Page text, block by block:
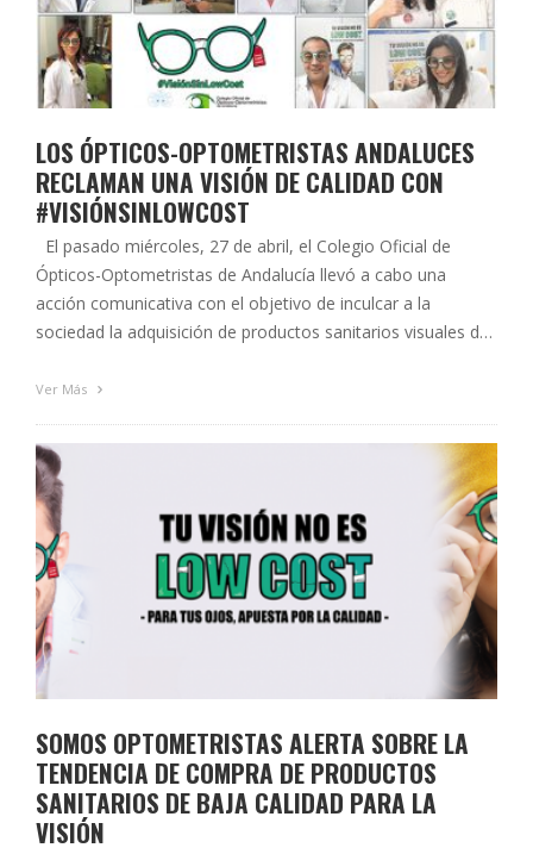
LOS ÓPTICOS-OPTOMETRISTAS ANDALUCES
RECLAMAN UNA VISIÓN DE CALIDAD CON
#VISIÓNSINLOWCOST
El pasado miércoles, 27 de abril, el Colegio Oficial de
Ópticos-Optometristas de Andalucía llevó a cabo una
acción comunicativa con el objetivo de inculcar a la
sociedad la adquisición de productos sanitarios visuales de
prescripción del óptico-optometrista, y desechar la
Ver Más
SOMOS OPTOMETRISTAS ALERTA SOBRE LA
TENDENCIA DE COMPRA DE PRODUCTOS
SANITARIOS DE BAJA CALIDAD PARA LA
VISIÓN